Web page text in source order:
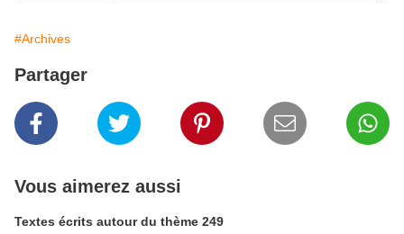
#Archives
Partager
Vous aimerez aussi
Textes écrits autour du thème 249